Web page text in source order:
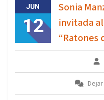
JUN
12
Sonia
invitada
“Ratones